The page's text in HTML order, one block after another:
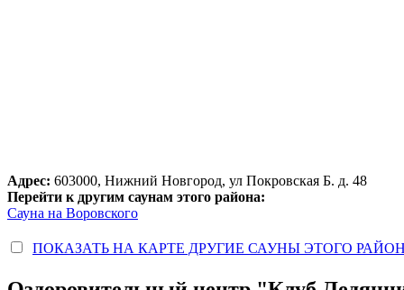
Адрес: 603000, Нижний Новгород, ул Покровская Б. д. 48
Перейти к другим саунам этого района:
Сауна на Воровского
ПОКАЗАТЬ НА КАРТЕ ДРУГИЕ САУНЫ ЭТОГО